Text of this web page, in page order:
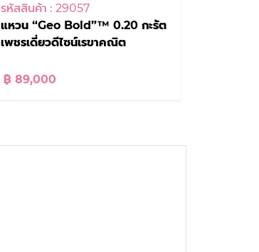
รหัสสินค้า : 29057
แหวน “Geo Bold”™ 0.20 กะรัต
เพชรเดี่ยวดีไซน์เรขาคณิต
฿ 89,000